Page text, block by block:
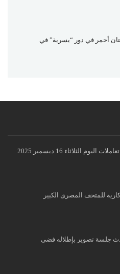
أحمر في دور “يسرية” في
الثلاثاء 16 ديسمبر 2025
للمتحف المصرى الكبير
جلسة تصوير بإطلاله فضى